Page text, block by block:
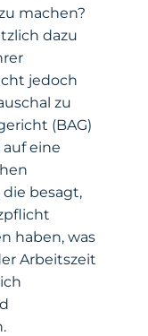
machen?
dazu
jedoch
zu
(BAG)
eine
die besagt,
haben, was
Arbeitszeit